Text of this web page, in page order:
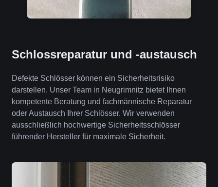
Schlossreparatur und -austausch
Defekte Schlösser können ein Sicherheitsrisiko
darstellen. Unser Team in Neugrimnitz bietet Ihnen
kompetente Beratung und fachmännische Reparatur
oder Austausch Ihrer Schlösser. Wir verwenden
ausschließlich hochwertige Sicherheitsschlösser
führender Hersteller für maximale Sicherheit.